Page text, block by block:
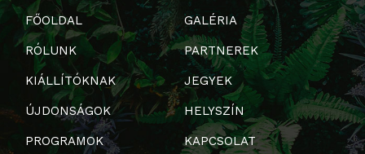
FŐOLDAL
RÓLUNK
KIÁLLÍTÓKNAK
ÚJDONSÁGOK
PROGRAMOK
GALÉRIA
PARTNEREK
JEGYEK
HELYSZÍN
KAPCSOLAT